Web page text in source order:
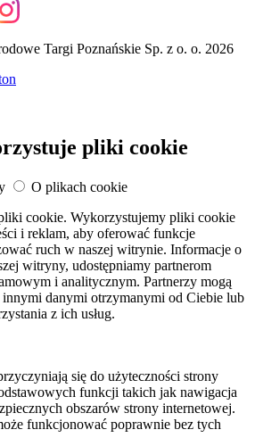
Targi Poznańskie Sp. z o. o. 2026
pliki cookie
O plikach cookie
cookie. Wykorzystujemy pliki cookie
i reklam, aby oferować funkcje
ruch w naszej witrynie. Informacje o
witryny, udostępniamy partnerom
i analitycznym. Partnerzy mogą
innymi danymi otrzymanymi od Ciebie lub
z ich usług.
się do użyteczności strony
funkcji takich jak nawigacja
obszarów strony internetowej.
funkcjonować poprawnie bez tych